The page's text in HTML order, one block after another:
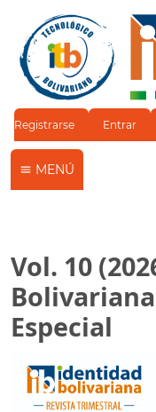
Registrarse Entrar
MENÚ
Vol. 10
Especial